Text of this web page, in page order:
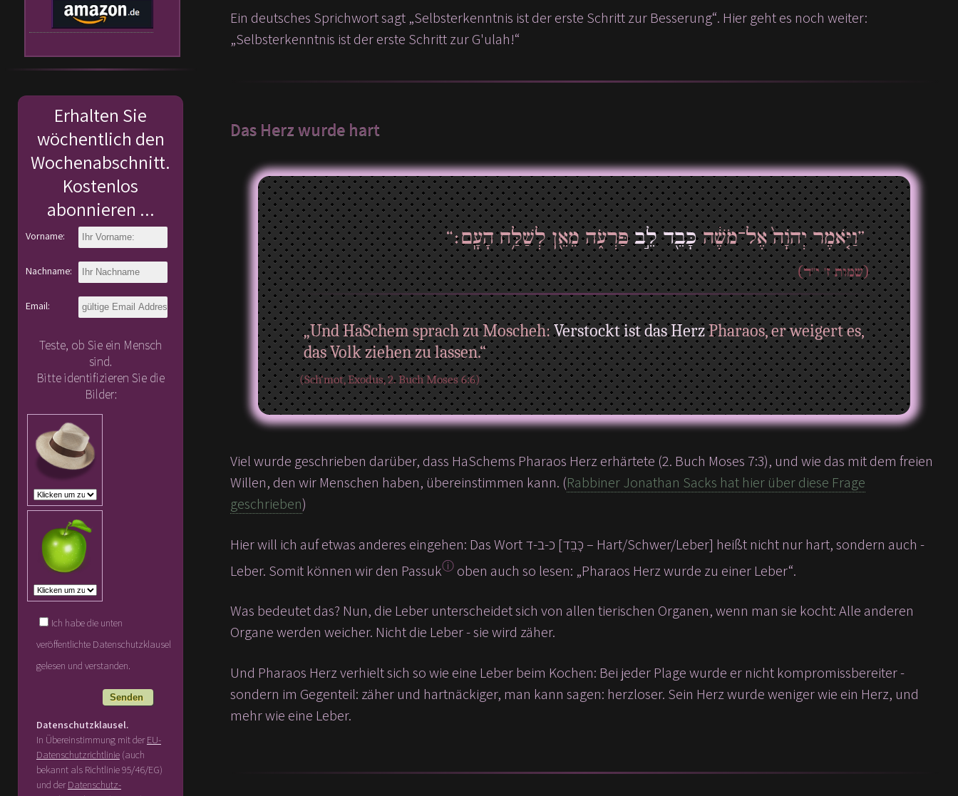
Ein deutsches Sprichwort sagt „Selbsterkenntnis ist der erste Schritt zur Besserung“. Hier geht es noch weiter:
„Selbsterkenntnis ist der erste Schritt zur G'ulah!“
Das Herz wurde hart
”וַיֹּ֤אמֶר יְהֹוָה֙ אֶל־מֹשֶׁ֔הכָּבֵ֖ד לֵ֣בפַּרְעֹ֑ה מֵאֵ֖ן לְשַׁלַּ֥ח הָעָֽם׃“
(שמות ז' י"ד)
„Und HaSchem sprach zu Moscheh:Verstockt ist das HerzPharaos, er weigert es,
das Volk ziehen zu lassen.“
(Sch‘mot, Exodus, 2. Buch Moses 6:6)
Viel wurde geschrieben darüber, dass HaSchems Pharaos Herz erhärtete (2. Buch Moses 7:3), und wie das mit dem freien
Willen, den wir Menschen haben, übereinstimmen kann. (Rabbiner Jonathan Sacks hat hier über diese Frage
geschrieben)
Hier will ich auf etwas anderes eingehen: Das Wort כ-ב-ד [כָּבֵד – Hart/Schwer/Leber] heißt nicht nur hart, sondern auch -
Leber. Somit können wir den Passukⓘoben auch so lesen: „Pharaos Herz wurde zu einer Leber“.
Was bedeutet das? Nun, die Leber unterscheidet sich von allen tierischen Organen, wenn man sie kocht: Alle anderen
Organe werden weicher. Nicht die Leber - sie wird zäher.
Und Pharaos Herz verhielt sich so wie eine Leber beim Kochen: Bei jeder Plage wurde er nicht kompromissbereiter -
sondern im Gegenteil: zäher und hartnäckiger, man kann sagen: herzloser. Sein Herz wurde weniger wie ein Herz, und
mehr wie eine Leber.
Erhalten Sie
wöchentlich den
Wochenabschnitt.
Kostenlos
abonnieren ...
Vorname:
Nachname:
Email:
Teste, ob Sie ein Mensch
sind.
Bitte identifizieren Sie die
Bilder:
Ich habe die unten
veröffentlichte Datenschutzklausel
gelesen und verstanden.
Datenschutzklausel.
In Übereinstimmung mit derEU-
Datenschutzrichtlinie(auch
bekannt als Richtlinie 95/46/EG)
und derDatenschutz-